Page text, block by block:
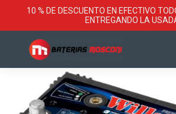
10 % DE DESCUENTO EN EFECTIVO
ENTREGANDO LA